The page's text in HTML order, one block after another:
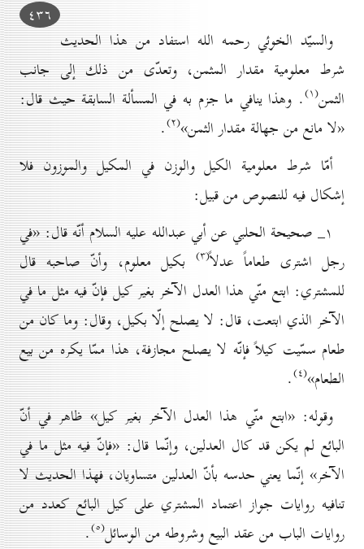
٤۳٦
والسيّد الخوئي رحمه الله استفاد من هذا الحديث
شرط معلومية مقدار المثمن، وتعدّى من ذلك إلى جانب
الثمن(۱) . وهذا ينافي ما جزم به في المسألة السابقة حيث قال:
«لا مانع من جهالة مقدار الثمن»(۲) .
أمّا شرط معلومية الكيل والوزن في المكيل والموزون فلا
إشكال فيه للنصوص من قبيل:
۱_ صحيحة الحلبي عن أبي عبدالله عليه السلام أنّه قال: «في
رجل اشترى طعاماً عدلاً(۳)
بكيل معلوم، وأنّ صاحبه قال
للمشتري: ابتع منّي هذا العدل الآخر بغير كيل فإنّ فيه مثل ما في
الآخر الذي ابتعت، قال: لا يصلح إلّا بكيل، وقال: وما كان من
طعام سمّيت كيلاً فإنّه لا يصلح مجازفة، هذا ممّا يكره من بيع
الطعام»(٤) .
وقوله: «ابتع منّي هذا العدل الآخر بغير كيل» ظاهر في أنّ
البائع لم يكن قد كال العدلين، وإنّما قال: «فإنّ فيه مثل ما في
الآخر» إنّما يعني حدسه بأنّ العدلين متساويان، فهذا الحديث لا
تنافيه روايات جواز اعتماد المشتري على كيل البائع كعدد من
روايات الباب من عقد البيع وشروطه من الوسائل(٥) .